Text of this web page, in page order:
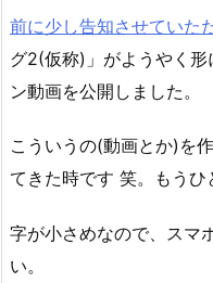
前に少し告知させていた
グ2(仮称)」がようやく
ン動画を公開しました。
こういうの(動画とか)を
てきた時です 笑。もうひ
字が小さめなので、スマ
い。